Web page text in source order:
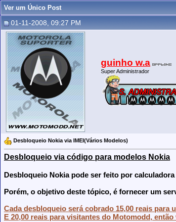
Ver um Único Post
01-11-2008, 09:27 PM
guinho w.a
Super Administrador
Desbloqueio Nokia via IMEI(Vários Modelos)
Desbloqueio via código para modelos Nokia
Desbloqueio Nokia pode ser feito por
Porém, o objetivo deste tópico, é fornecer um
Cada desbloqueio será cobrado 15,00 reais
E 20,00 reais para visitantes do Motomodd,